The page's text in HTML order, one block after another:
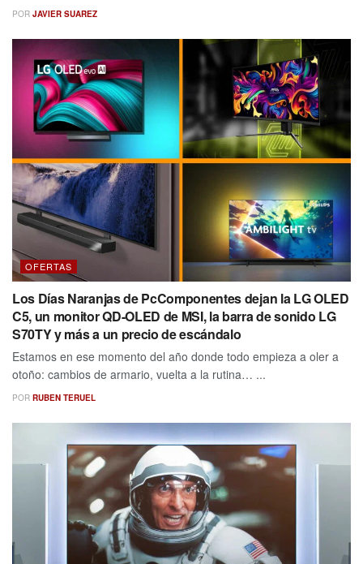
POR JAVIER SUAREZ
OFERTAS
Los Días Naranjas de PcComponentes dejan la LG OLED
C5, un monitor QD-OLED de MSI, la barra de sonido LG
S70TY y más a un precio de escándalo
Estamos en ese momento del año donde todo empieza a oler a
otoño: cambios de armario, vuelta a la rutina… ...
POR RUBEN TERUEL